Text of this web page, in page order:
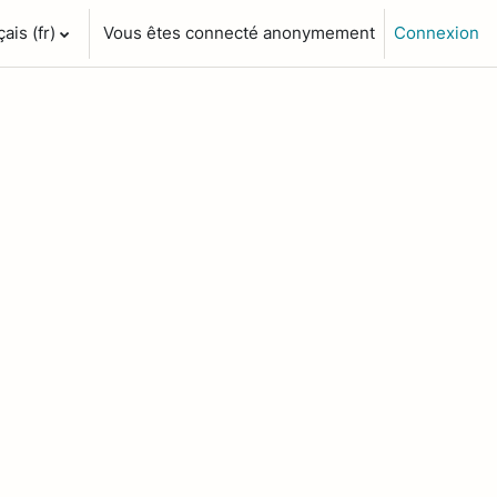
‎(fr)‎
Vous êtes connecté anonymement Connexion